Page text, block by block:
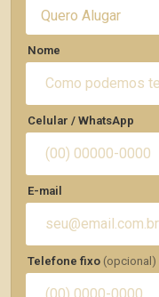
Quero Alugar
Nome
Celular / WhatsApp
E-mail
Telefone fixo (opcional)